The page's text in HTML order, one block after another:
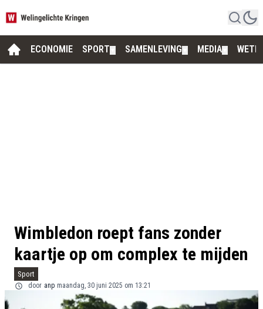
ECONOMIE SPORT SAMENLEVING MEDIA
Wimbledon roept fans zonder
kaartje op om complex te mijden
Sport
door anp maandag, 30 juni 2025 om 13:21